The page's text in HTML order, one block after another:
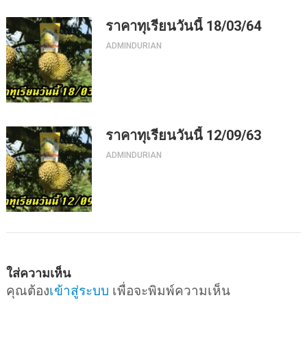
ราคาทุเรียนวันนี้ 18/03/64
ADMINDURIAN
ราคาทุเรียนวันนี้ 12/09/63
ADMINDURIAN
ใส่ความเห็น
คุณต้องเข้าสู่ระบบ เพื่อจะพิมพ์ความเห็น